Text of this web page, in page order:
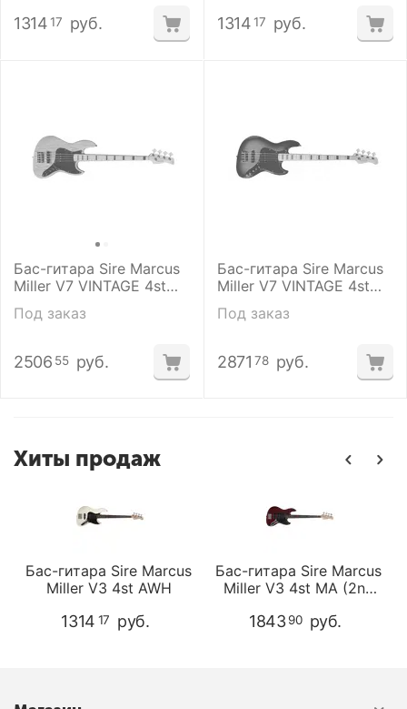
1314 17 руб. 1314 17 руб.
Бас-гитара Sire Marcus
Miller V7 VINTAGE 4st
Под заказ
2506 55 руб.
Бас-гитара Sire Marcus
Miller V7 VINTAGE 4st
Под заказ
2871 78 руб.
Хиты продаж
Бас-гитара Sire Marcus
Miller V3 4st AWH
1314 17 руб.
Бас-гитара Sire Marcus
Miller V3 4st MA (2nd
1843 90 руб.